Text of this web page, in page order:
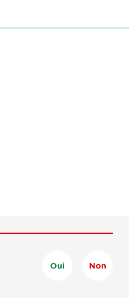
Oui Non